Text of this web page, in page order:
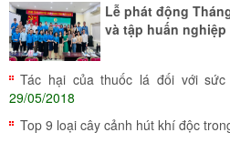
Lễ phát động
và tập huấn nghiệp
Tác hại của thuốc lá đối với
29/05/2018
Top 9 loại cây cảnh hút khí độc